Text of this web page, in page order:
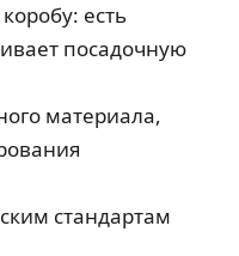
есть
посадочную
материала,
стандартам